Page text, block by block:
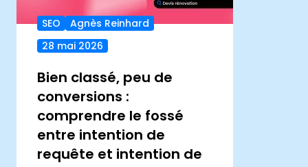
SEO
Agnès Reinhard
28 mai 2026
Bien classé, peu de
conversions :
comprendre le fossé
entre intention de
requête et intention de